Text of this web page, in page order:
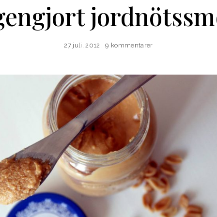
27 juli, 2012 9 kommentarer